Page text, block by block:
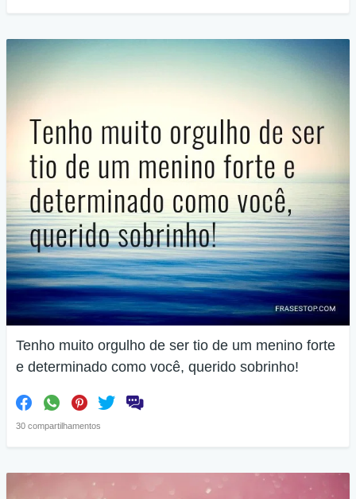
Tenho muito orgulho de ser tio de um menino forte
e determinado como você, querido sobrinho!
30 compartilhamentos